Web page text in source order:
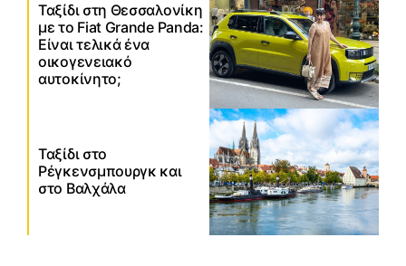
Ταξίδι στη Θεσσαλονίκη
με το Fiat Grande Panda:
Είναι τελικά ένα
οικογενειακό
αυτοκίνητο;
Ταξίδι στο
Ρέγκενσμπουργκ και
στο Βαλχάλα